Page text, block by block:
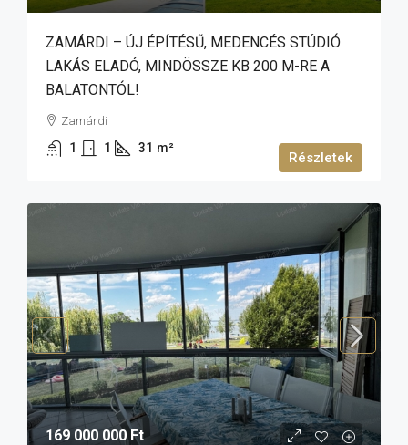
ZAMÁRDI – ÚJ ÉPÍTÉSŰ, MEDENCÉS STÚDIÓ
LAKÁS ELADÓ, MINDÖSSZE KB 200 M-RE A
BALATONTÓL!
Zamárdi
1 1 31 m²
Részletek
169 000 000 Ft